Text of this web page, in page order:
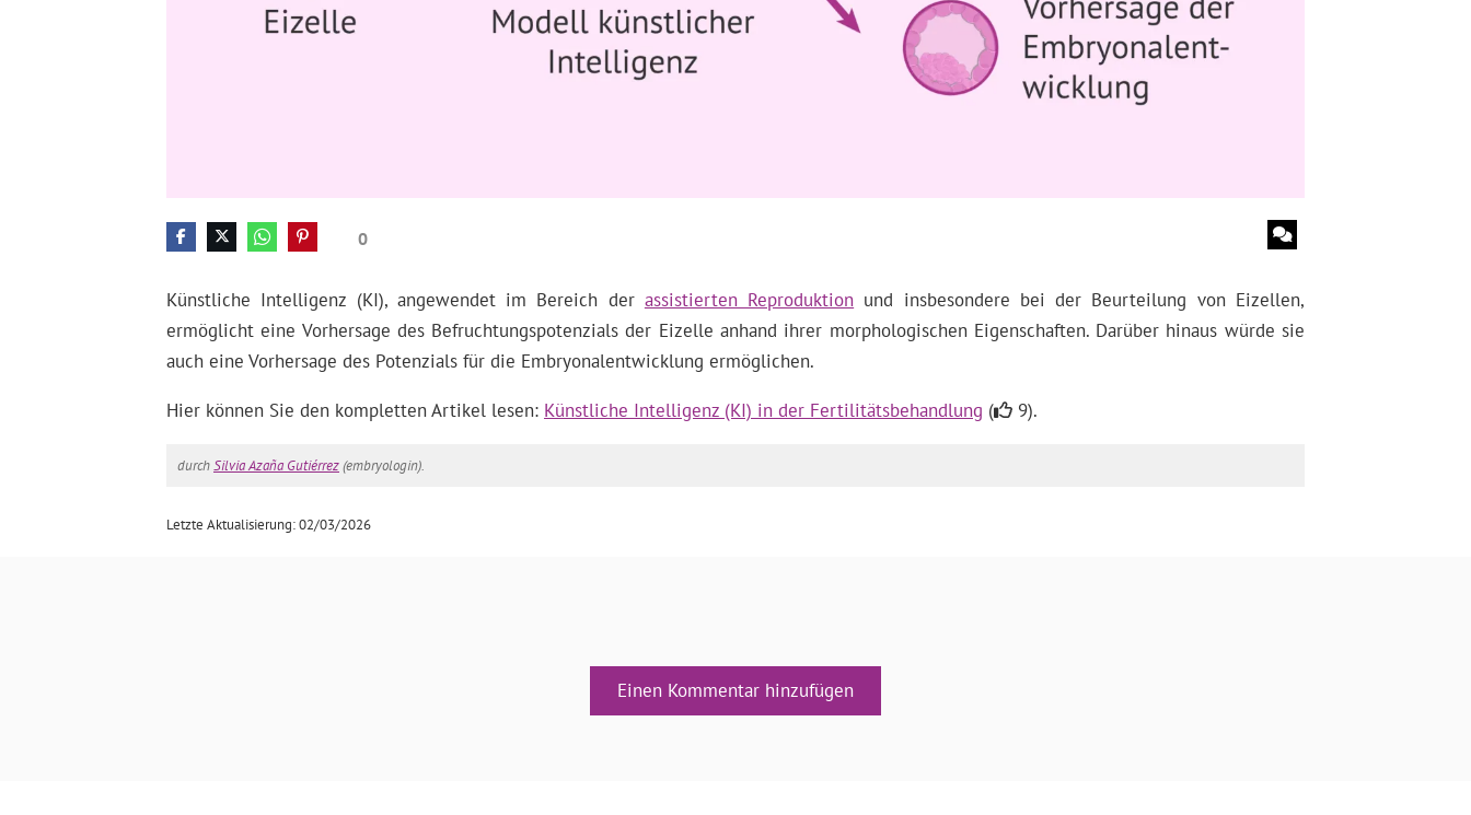
0
Künstliche Intelligenz (KI), angewendet im Bereich der assistierten Reproduktion und insbesondere bei der Beurteilung von Eizellen,
ermöglicht eine Vorhersage des Befruchtungspotenzials der Eizelle anhand ihrer morphologischen Eigenschaften. Darüber hinaus würde sie
auch eine Vorhersage des Potenzials für die Embryonalentwicklung ermöglichen.
Hier können Sie den kompletten Artikel lesen: Künstliche Intelligenz (KI) in der Fertilitätsbehandlung ( 9).
durchSilvia Azaña Gutiérrez(embryologin).
Letzte Aktualisierung: 02/03/2026
Einen Kommentar hinzufügen